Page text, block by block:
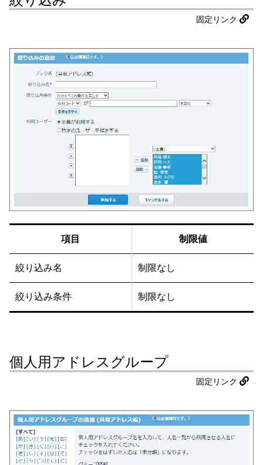
固定リンク
項目 制限値
絞り込み名 制限なし
絞り込み条件 制限なし
個人用アドレスグループ
固定リンク